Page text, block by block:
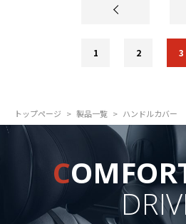
1 2 3
トップページ 製品一覧 ハンドルカバー
C